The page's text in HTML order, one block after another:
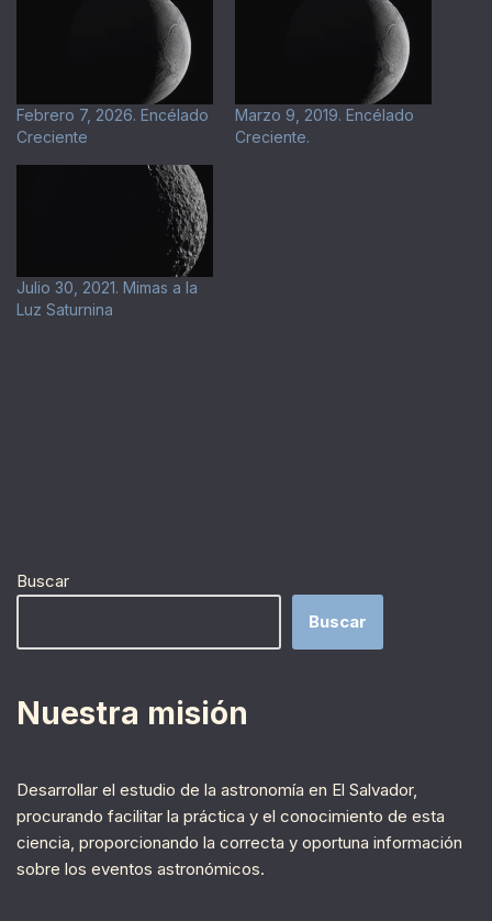
Febrero 7, 2026. Encélado
Creciente
Marzo 9, 2019. Encélado
Creciente.
Julio 30, 2021. Mimas a la
Luz Saturnina
Buscar
Buscar
Nuestra misión
Desarrollar el estudio de la astronomía en El Salvador,
procurando facilitar la práctica y el conocimiento de esta
ciencia, proporcionando la correcta y oportuna información
sobre los eventos astronómicos.